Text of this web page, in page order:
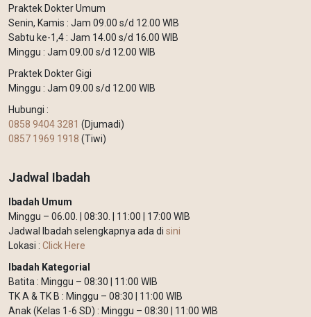
Praktek Dokter Umum
Senin, Kamis : Jam 09.00 s/d 12.00 WIB
Sabtu ke-1,4 : Jam 14.00 s/d 16.00 WIB
Minggu : Jam 09.00 s/d 12.00 WIB
Praktek Dokter Gigi
Minggu : Jam 09.00 s/d 12.00 WIB
Hubungi :
0858 9404 3281 (Djumadi)
0857 1969 1918 (Tiwi)
Jadwal Ibadah
Ibadah Umum
Minggu – 06.00. | 08:30. | 11:00 | 17:00 WIB
Jadwal Ibadah selengkapnya ada di sini
Lokasi : Click Here
Ibadah Kategorial
Batita : Minggu – 08:30 | 11:00 WIB
TK A & TK B : Minggu – 08:30 | 11:00 WIB
Anak (Kelas 1-6 SD) : Minggu – 08:30 | 11:00 WIB